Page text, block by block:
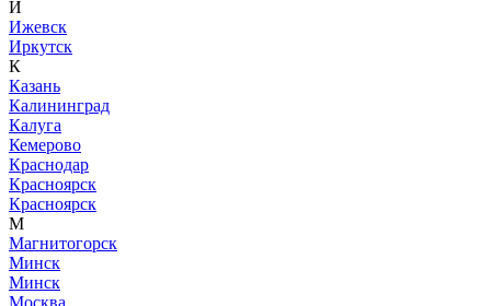
И
Ижевск
Иркутск
К
Казань
Калининград
Калуга
Кемерово
Краснодар
Красноярск
Красноярск
М
Магнитогорск
Минск
Минск